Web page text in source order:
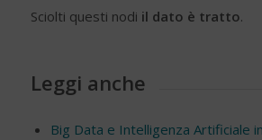
Sciolti questi nodi il dato è tratto.
Leggi anche
Big Data e Intelligenza Artificiale